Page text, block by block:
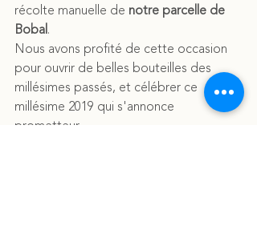
récolte manuelle de notre parcelle de
Bobal.
Nous avons profité de cette occasion
pour ouvrir de belles bouteilles des
millésimes passés, et célébrer ce
millésime 2019 qui s'annonce
prometteur.